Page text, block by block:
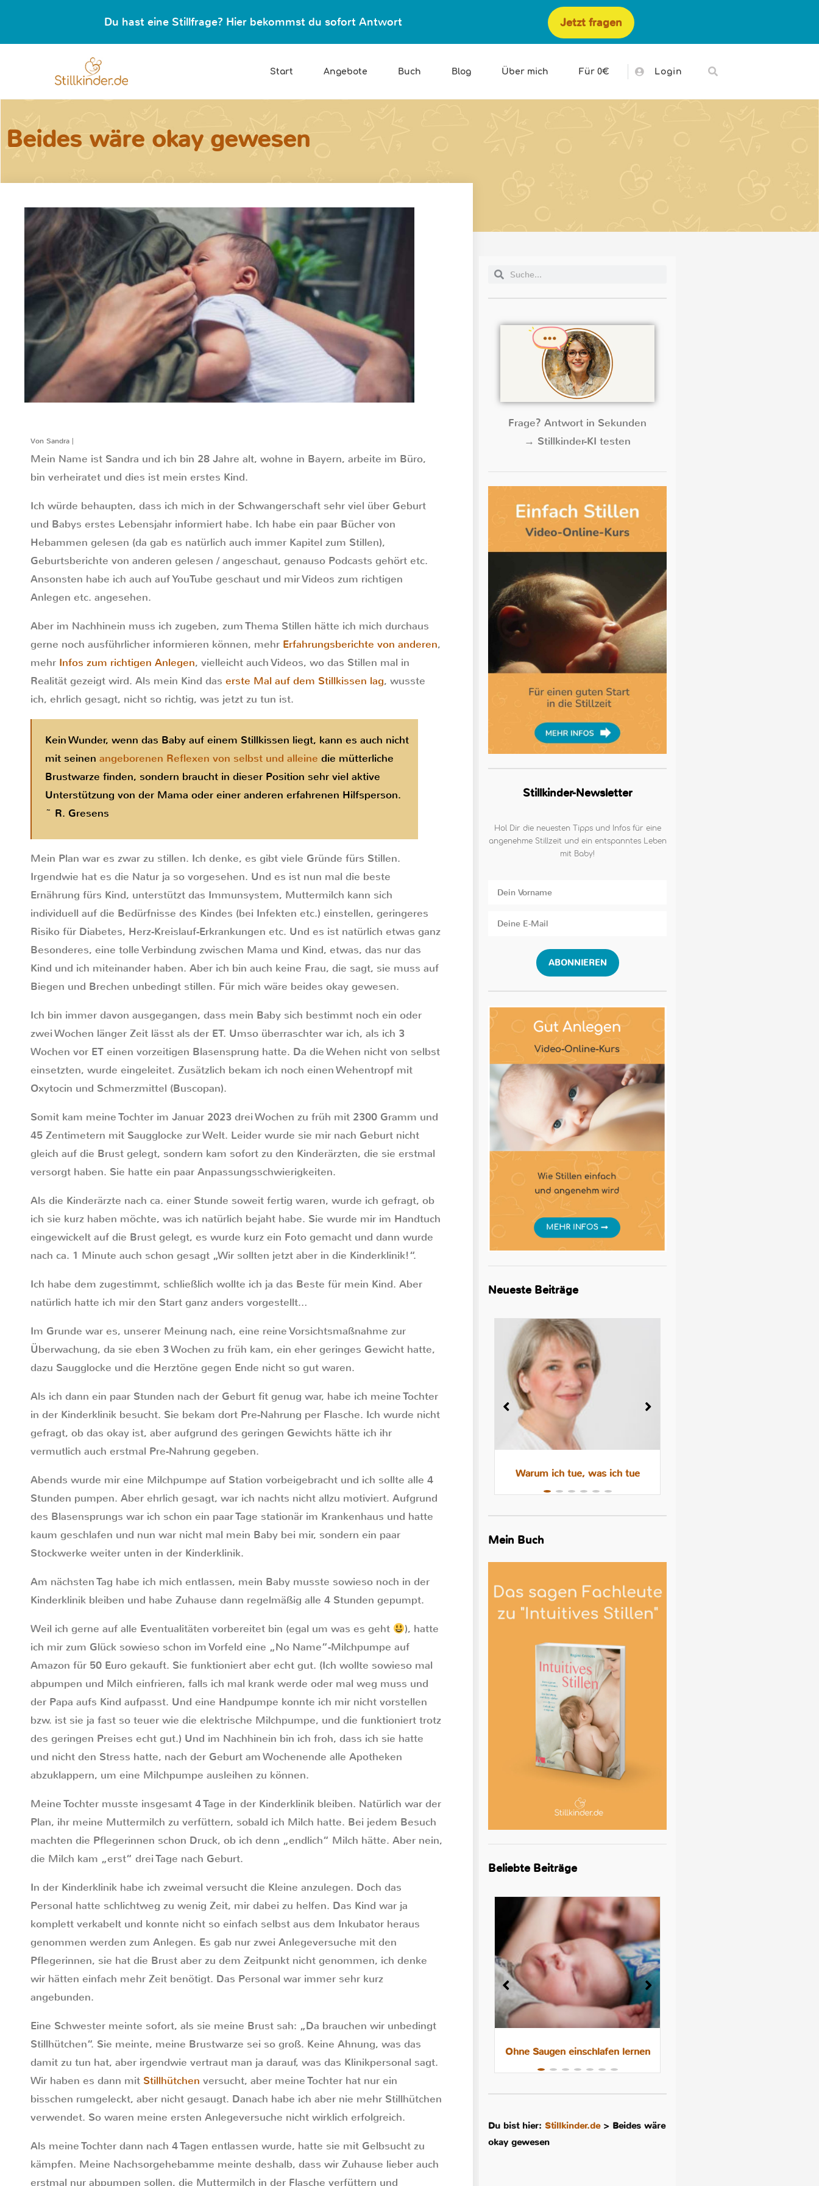
Du hast eine Stillfrage? Hier bekommst du sofort Antwort Jetzt fragen
Start Angebote Buch Blog Über mich Für 0€ Login
Beides wäre okay gewesen
Von Sandra |
Mein Name ist Sandra und ich bin 28 Jahre alt, wohne in Bayern, arbeite im Büro,
bin verheiratet und dies ist mein erstes Kind.
Ich würde behaupten, dass ich mich in der Schwangerschaft sehr viel über Geburt
und Babys erstes Lebensjahr informiert habe. Ich habe ein paar Bücher von
Hebammen gelesen (da gab es natürlich auch immer Kapitel zum Stillen),
Geburtsberichte von anderen gelesen / angeschaut, genauso Podcasts gehört etc.
Ansonsten habe ich auch auf YouTube geschaut und mir Videos zum richtigen
Anlegen etc. angesehen.
Aber im Nachhinein muss ich zugeben, zum Thema Stillen hätte ich mich durchaus
gerne noch ausführlicher informieren können, mehr Erfahrungsberichte von anderen,
mehr Infos zum richtigen Anlegen, vielleicht auch Videos, wo das Stillen mal in
Realität gezeigt wird. Als mein Kind das erste Mal auf dem Stillkissen lag, wusste
ich, ehrlich gesagt, nicht so richtig, was jetzt zu tun ist.
Kein Wunder, wenn das Baby auf einem Stillkissen liegt, kann es auch nicht
mit seinen angeborenen Reflexen von selbst und alleine die mütterliche
Brustwarze finden, sondern braucht in dieser Position sehr viel aktive
Unterstützung von der Mama oder einer anderen erfahrenen Hilfsperson.
~ R. Gresens
Mein Plan war es zwar zu stillen. Ich denke, es gibt viele Gründe fürs Stillen.
Irgendwie hat es die Natur ja so vorgesehen. Und es ist nun mal die beste
Ernährung fürs Kind, unterstützt das Immunsystem, Muttermilch kann sich
individuell auf die Bedürfnisse des Kindes (bei Infekten etc.) einstellen, geringeres
Risiko für Diabetes, Herz-Kreislauf-Erkrankungen etc. Und es ist natürlich etwas ganz
Besonderes, eine tolle Verbindung zwischen Mama und Kind, etwas, das nur das
Kind und ich miteinander haben. Aber ich bin auch keine Frau, die sagt, sie muss auf
Biegen und Brechen unbedingt stillen. Für mich wäre beides okay gewesen.
Ich bin immer davon ausgegangen, dass mein Baby sich bestimmt noch ein oder
zwei Wochen länger Zeit lässt als der ET. Umso überraschter war ich, als ich 3
Wochen vor ET einen vorzeitigen Blasensprung hatte. Da die Wehen nicht von selbst
einsetzten, wurde eingeleitet. Zusätzlich bekam ich noch einen Wehentropf mit
Oxytocin und Schmerzmittel (Buscopan).
Somit kam meine Tochter im Januar 2023 drei Wochen zu früh mit 2300 Gramm und
45 Zentimetern mit Saugglocke zur Welt. Leider wurde sie mir nach Geburt nicht
gleich auf die Brust gelegt, sondern kam sofort zu den Kinderärzten, die sie erstmal
versorgt haben. Sie hatte ein paar Anpassungsschwierigkeiten.
Als die Kinderärzte nach ca. einer Stunde soweit fertig waren, wurde ich gefragt, ob
ich sie kurz haben möchte, was ich natürlich bejaht habe. Sie wurde mir im Handtuch
eingewickelt auf die Brust gelegt, es wurde kurz ein Foto gemacht und dann wurde
nach ca. 1 Minute auch schon gesagt „Wir sollten jetzt aber in die Kinderklinik!“.
Ich habe dem zugestimmt, schließlich wollte ich ja das Beste für mein Kind. Aber
natürlich hatte ich mir den Start ganz anders vorgestellt…
Im Grunde war es, unserer Meinung nach, eine reine Vorsichtsmaßnahme zur
Überwachung, da sie eben 3 Wochen zu früh kam, ein eher geringes Gewicht hatte,
dazu Saugglocke und die Herztöne gegen Ende nicht so gut waren.
Als ich dann ein paar Stunden nach der Geburt fit genug war, habe ich meine Tochter
in der Kinderklinik besucht. Sie bekam dort Pre-Nahrung per Flasche. Ich wurde nicht
gefragt, ob das okay ist, aber aufgrund des geringen Gewichts hätte ich ihr
vermutlich auch erstmal Pre-Nahrung gegeben.
Abends wurde mir eine Milchpumpe auf Station vorbeigebracht und ich sollte alle 4
Stunden pumpen. Aber ehrlich gesagt, war ich nachts nicht allzu motiviert. Aufgrund
des Blasensprungs war ich schon ein paar Tage stationär im Krankenhaus und hatte
kaum geschlafen und nun war nicht mal mein Baby bei mir, sondern ein paar
Stockwerke weiter unten in der Kinderklinik.
Am nächsten Tag habe ich mich entlassen, mein Baby musste sowieso noch in der
Kinderklinik bleiben und habe Zuhause dann regelmäßig alle 4 Stunden gepumpt.
Weil ich gerne auf alle Eventualitäten vorbereitet bin (egal um was es geht
), hatte
ich mir zum Glück sowieso schon im Vorfeld eine „No Name“-Milchpumpe auf
Amazon für 50 Euro gekauft. Sie funktioniert aber echt gut. (Ich wollte sowieso mal
abpumpen und Milch einfrieren, falls ich mal krank werde oder mal weg muss und
der Papa aufs Kind aufpasst. Und eine Handpumpe konnte ich mir nicht vorstellen
bzw. ist sie ja fast so teuer wie die elektrische Milchpumpe, und die funktioniert trotz
des geringen Preises echt gut.) Und im Nachhinein bin ich froh, dass ich sie hatte
und nicht den Stress hatte, nach der Geburt am Wochenende alle Apotheken
abzuklappern, um eine Milchpumpe ausleihen zu können.
Meine Tochter musste insgesamt 4 Tage in der Kinderklinik bleiben. Natürlich war der
Plan, ihr meine Muttermilch zu verfüttern, sobald ich Milch hatte. Bei jedem Besuch
machten die Pflegerinnen schon Druck, ob ich denn „endlich“ Milch hätte. Aber nein,
die Milch kam „erst“ drei Tage nach Geburt.
In der Kinderklinik habe ich zweimal versucht die Kleine anzulegen. Doch das
Personal hatte schlichtweg zu wenig Zeit, mir dabei zu helfen. Das Kind war ja
komplett verkabelt und konnte nicht so einfach selbst aus dem Inkubator heraus
genommen werden zum Anlegen. Es gab nur zwei Anlegeversuche mit den
Pflegerinnen, sie hat die Brust aber zu dem Zeitpunkt nicht genommen, ich denke
wir hätten einfach mehr Zeit benötigt. Das Personal war immer sehr kurz
angebunden.
Eine Schwester meinte sofort, als sie meine Brust sah: „Da brauchen wir unbedingt
Stillhütchen“. Sie meinte, meine Brustwarze sei so groß. Keine Ahnung, was das
damit zu tun hat, aber irgendwie vertraut man ja darauf, was das Klinikpersonal sagt.
Wir haben es dann mit Stillhütchen versucht, aber meine Tochter hat nur ein
bisschen rumgeleckt, aber nicht gesaugt. Danach habe ich aber nie mehr Stillhütchen
verwendet. So waren meine ersten Anlegeversuche nicht wirklich erfolgreich.
Als meine Tochter dann nach 4 Tagen entlassen wurde, hatte sie mit Gelbsucht zu
kämpfen. Meine Nachsorgehebamme meinte deshalb, dass wir Zuhause lieber auch
erstmal nur abpumpen sollen, die Muttermilch in der Flasche verfüttern und
Frage? Antwort in Sekunden
→ Stillkinder-KI testen
Stillkinder-Newsletter
Hol Dir die neuesten Tipps und Infos für eine
angenehme Stillzeit und ein entspanntes Leben
mit Baby!
ABONNIEREN
Neueste Beiträge
Milchstau und Milchbläschen:
Warum ich tue, was ich tue
Mein Buch
Beliebte Beiträge
8 Tipps für leichtere Nächte mit
dem Stillkind
Ohne Saugen einschlafen lernen
Du bist hier:Stillkinder.de> Beides wäre
okay gewesen